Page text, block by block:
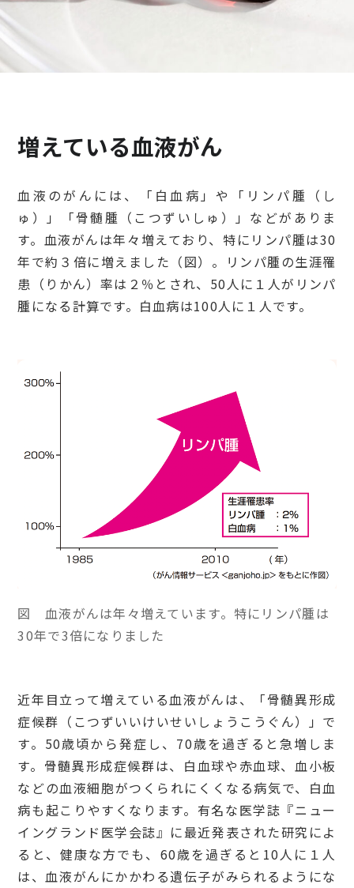
病院の機能と役割
増えている血液がん
血液のがんには、「白血病」や「リンパ腫（し
ゅ）」「骨髄腫（こつずいしゅ）」などがありま
す。血液がんは年々増えており、特にリンパ腫は30
年で約３倍に増えました（図）。リンパ腫の生涯罹
患（りかん）率は２％とされ、50人に１人がリンパ
腫になる計算です。白血病は100人に１人です。
図 血液がんは年々増えています。特にリンパ腫は
30年で3倍になりました
近年目立って増えている血液がんは、「骨髄異形成
症候群（こつずいいけいせいしょうこうぐん）」で
す。50歳頃から発症し、70歳を過ぎると急増しま
す。骨髄異形成症候群は、白血球や赤血球、血小板
などの血液細胞がつくられにくくなる病気で、白血
病も起こりやすくなります。有名な医学誌『ニュー
イングランド医学会誌』に最近発表された研究によ
ると、健康な方でも、60歳を過ぎると10人に１人
は、血液がんにかかわる遺伝子がみられるようにな